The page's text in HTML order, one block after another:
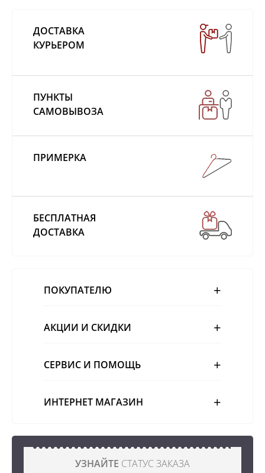
ДОСТАВКА
КУРЬЕРОМ
ПУНКТЫ
САМОВЫВОЗА
ПРИМЕРКА
БЕСПЛАТНАЯ
ДОСТАВКА
ПОКУПАТЕЛЮ
АКЦИИ И СКИДКИ
СЕРВИС И ПОМОЩЬ
ИНТЕРНЕТ МАГАЗИН
УЗНАЙТЕ СТАТУС ЗАКАЗА